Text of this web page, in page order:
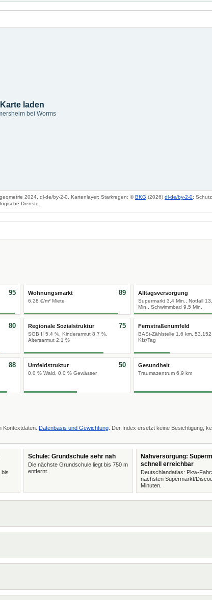
Karte laden
bei Worms
2024, dl-de/by-2-0. Kartenlayer: Starkregen: ©BKG (2026) dl-de/by-2-0;
Dienste.
95 Wohnungsmarkt
6,28 €/m² Miete
89 Alltagsversorgung
Supermarkt 3,4 Min., Notfall
Min., Schwimmbad 9,5 Min.
80 Regionale Sozialstruktur
SGB II 5,4 %, Kinderarmut 8,7 %,
Altersarmut 2,1 %
75 Fernstraßenumfeld
BASt-Zählstelle 1,6 km, 53.152
Kfz/Tag
88 Umfeldstruktur
0,0 % Wald, 0,0 % Gewässer
50 Gesundheit
Traumazentrum 6,9 km
Kontextdaten. Datenbasis und Gewichtung . Der Index ersetzt keine Besichtigung,
bis
Schule: Grundschule sehr nah
Die nächste Grundschule liegt bis 750 m
entfernt.
Nahversorgung:
schnell erreichbar
Deutschlandatlas: Pkw-
nächsten Supermarkt/
Minuten.